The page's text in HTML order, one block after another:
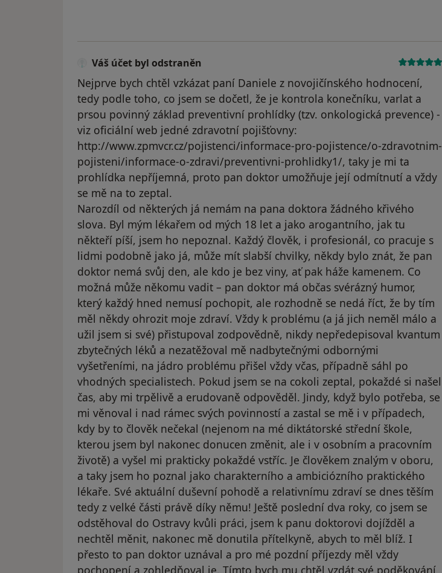
Váš účet byl odstraněn
Nejprve bych chtěl vzkázat paní Daniele z novojičínského hodnocení,
tedy podle toho, co jsem se dočetl, že je kontrola konečníku, varlat a
prsou povinný základ preventivní prohlídky (tzv. onkologická prevence) -
viz oficiální web jedné zdravotní pojišťovny:
http://www.zpmvcr.cz/pojistenci/informace-pro-pojistence/o-zdravotnim-
pojisteni/informace-o-zdravi/preventivni-prohlidky1/, taky je mi ta
prohlídka nepříjemná, proto pan doktor umožňuje její odmítnutí a vždy
se mě na to zeptal.
Narozdíl od některých já nemám na pana doktora žádného křivého
slova. Byl mým lékařem od mých 18 let a jako arogantního, jak tu
někteří píší, jsem ho nepoznal. Každý člověk, i profesionál, co pracuje s
lidmi podobně jako já, může mít slabší chvilky, někdy bylo znát, že pan
doktor nemá svůj den, ale kdo je bez viny, ať pak háže kamenem. Co
možná může někomu vadit – pan doktor má občas svérázný humor,
který každý hned nemusí pochopit, ale rozhodně se nedá říct, že by tím
měl někdy ohrozit moje zdraví. Vždy k problému (a já jich neměl málo a
užil jsem si své) přistupoval zodpovědně, nikdy nepředepisoval kvantum
zbytečných léků a nezatěžoval mě nadbytečnými odbornými
vyšetřeními, na jádro problému přišel vždy včas, případně sáhl po
vhodných specialistech. Pokud jsem se na cokoli zeptal, pokaždé si našel
čas, aby mi trpělivě a erudovaně odpověděl. Jindy, když bylo potřeba, se
mi věnoval i nad rámec svých povinností a zastal se mě i v případech,
kdy by to člověk nečekal (nejenom na mé diktátorské střední škole,
kterou jsem byl nakonec donucen změnit, ale i v osobním a pracovním
životě) a vyšel mi prakticky pokaždé vstříc. Je člověkem znalým v oboru,
a taky jsem ho poznal jako charakterního a ambiciózního praktického
lékaře. Své aktuální duševní pohodě a relativnímu zdraví se dnes těším
tedy z velké části právě díky němu! Ještě poslední dva roky, co jsem se
odstěhoval do Ostravy kvůli práci, jsem k panu doktorovi dojížděl a
nechtěl měnit, nakonec mě donutila přítelkyně, abych to měl blíž. I
přesto to pan doktor uznával a pro mé pozdní příjezdy měl vždy